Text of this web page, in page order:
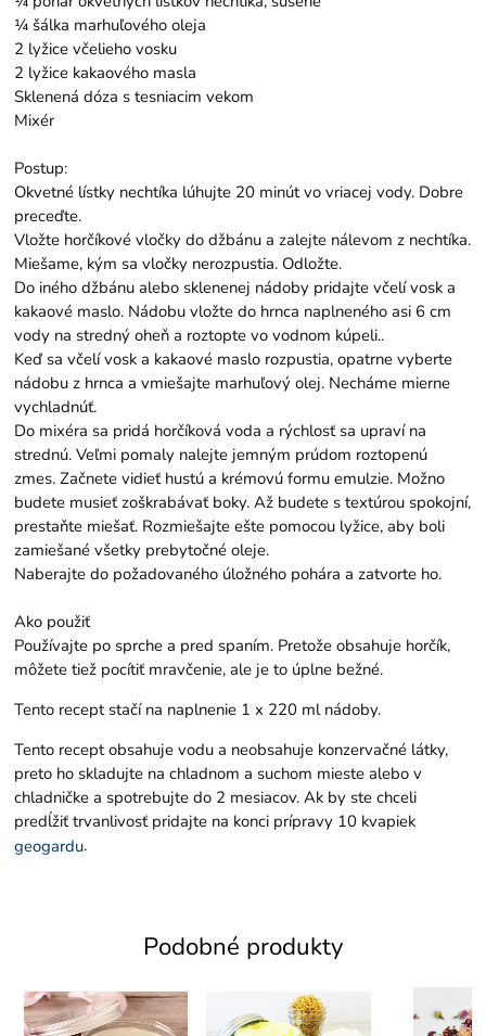
¼ šálka marhuľového oleja
2 lyžice včelieho vosku
2 lyžice kakaového masla
Sklenená dóza s tesniacim vekom
Mixér
Postup:
Okvetné lístky nechtíka lúhujte 20 minút vo vriacej vody. Dobre
preceďte.
Vložte horčíkové vločky do džbánu a zalejte nálevom z nechtíka.
Miešame, kým sa vločky nerozpustia. Odložte.
Do iného džbánu alebo sklenenej nádoby pridajte včelí vosk a
kakaové maslo. Nádobu vložte do hrnca naplneného asi 6 cm
vody na stredný oheň a roztopte vo vodnom kúpeli..
Keď sa včelí vosk a kakaové maslo rozpustia, opatrne vyberte
nádobu z hrnca a vmiešajte marhuľový olej. Necháme mierne
vychladnúť.
Do mixéra sa pridá horčíková voda a rýchlosť sa upraví na
strednú. Veľmi pomaly nalejte jemným prúdom roztopenú
zmes. Začnete vidieť hustú a krémovú formu emulzie. Možno
budete musieť zoškrabávať boky. Až budete s textúrou spokojní,
prestaňte miešať. Rozmiešajte ešte pomocou lyžice, aby boli
zamiešané všetky prebytočné oleje.
Naberajte do požadovaného úložného pohára a zatvorte ho.
Ako použiť
Používajte po sprche a pred spaním. Pretože obsahuje horčík,
môžete tiež pocítiť mravčenie, ale je to úplne bežné.
Tento recept stačí na naplnenie 1 x 220 ml nádoby.
Tento recept obsahuje vodu a neobsahuje konzervačné látky,
preto ho skladujte na chladnom a suchom mieste alebo v
chladničke a spotrebujte do 2 mesiacov. Ak by ste chceli
predĺžiť trvanlivosť pridajte na konci prípravy 10 kvapiek
geogardu.
Podobné produkty